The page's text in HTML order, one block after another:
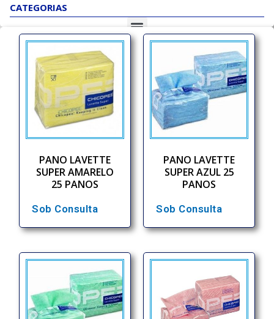
CATEGORIAS
PANO LAVETTE
SUPER AMARELO
25 PANOS
Sob Consulta
PANO LAVETTE
SUPER AZUL 25
PANOS
Sob Consulta